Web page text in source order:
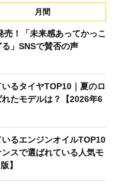
月間
売！「未来感あってかっこ
」SNSで賛否の声
いるタイヤTOP10｜夏のロ
たモデルは？【2026年6
いるエンジンオイルTOP10
ンスで選ばれている人気モ
】